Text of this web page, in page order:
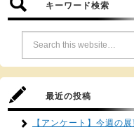
キーワード検索
最近の投稿
【アンケート】今週の展